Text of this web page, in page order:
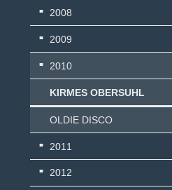
2008
2009
2010
KIRMES OBERSUHL
OLDIE DISCO
2011
2012